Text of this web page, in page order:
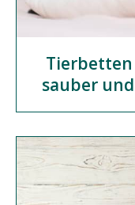
Tierbetten
sauber